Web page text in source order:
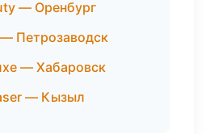
— Оренбург
Петрозаводск
— Хабаровск
— Кызыл